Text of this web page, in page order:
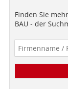
Finden Sie
BAU - der